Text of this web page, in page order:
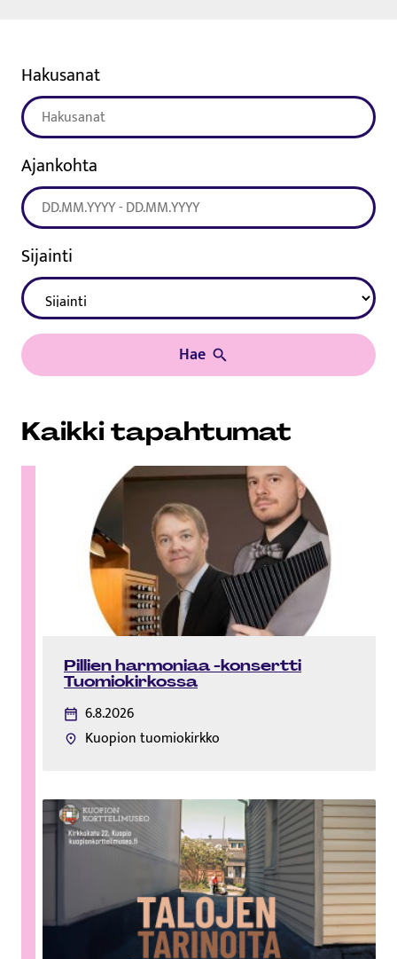
Hakusanat
Ajankohta
Sijainti
Hae
Kaikki tapahtumat
Pillien harmoniaa -konsertti
Tuomiokirkossa
6.8.2026
Kuopion tuomiokirkko